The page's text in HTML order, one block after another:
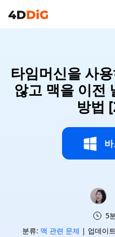
타임머신을 사
않고 맥을 이전
방법
5
분류: 맥 관련 문제 | 업데이